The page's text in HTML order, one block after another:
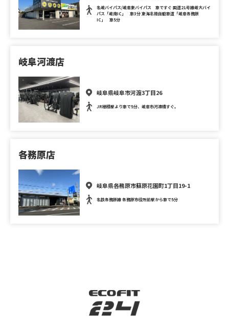
名岐バイパス/岐阜東バイパス 車ですぐ 国道21号線岐大バイ
パス「岐南IC」 車3分 東海北陸自動車道「岐阜各務原
IC」 車5分
岐阜河渡店
岐阜県岐阜市河渡3丁目26
JR穂積駅より車で5分、岐阜市河渡橋すぐ。
各務原店
岐阜県各務原市蘇原花園町1丁目19-1
名鉄各務原線 各務原市役所前駅から車で5分